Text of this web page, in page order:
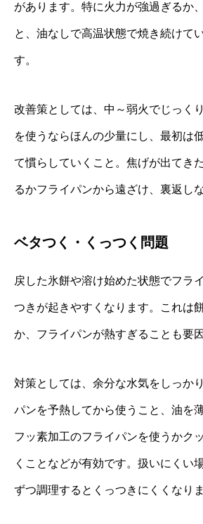
があります。特に火力が強過ぎるか
と、油なしで高温状態で焼き続けて
す。
改善策としては、中～弱火でじっく
を使うならほんの少量にし、最初は
て慣らしていくこと。焦げが出てき
るかフライパンから遠ざけ、裏返し
ベタつく・くっつく問題
戻した氷餅や溶け始めた状態でフラ
つきが起きやすくなります。これは
か、フライパンが熱すぎることも要因
対策としては、余分な水気をしっか
パンを予熱してから使うこと、油を
フッ素加工のフライパンを使うかク
くことなどが有効です。扱いにくい
ずつ調理するとくっつきにくくなりま